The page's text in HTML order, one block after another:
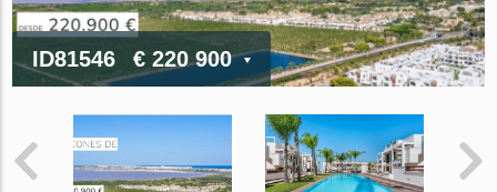
ID81546 € 220 900